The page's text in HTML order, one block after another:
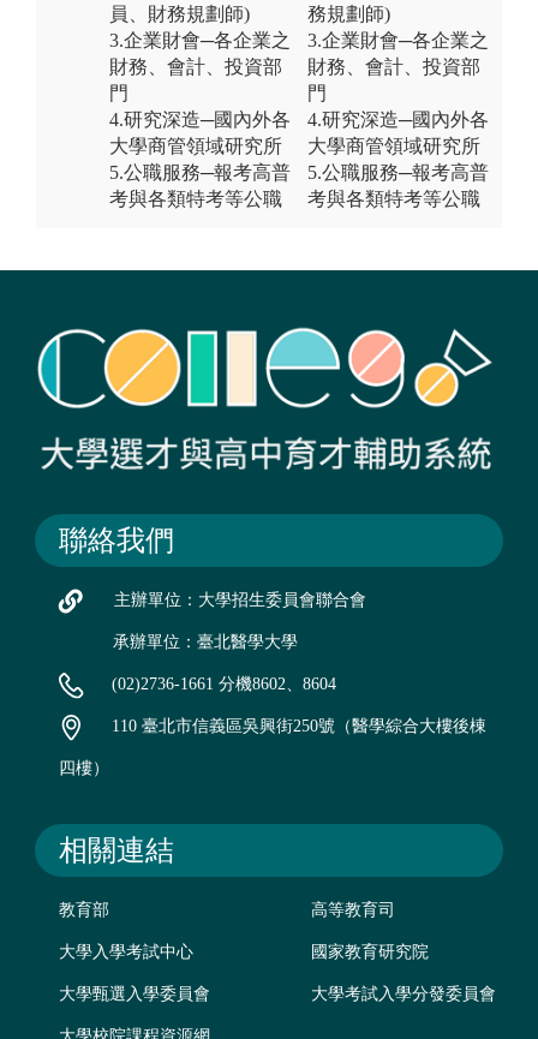
員、財務規劃師)
3.企業財會─各企業之
財務、會計、投資部
門
4.研究深造─國內外各
大學商管領域研究所
5.公職服務─報考高普
考與各類特考等公職
務規劃師)
3.企業財會─各企業之
財務、會計、投資部
門
4.研究深造─國內外各
大學商管領域研究所
5.公職服務─報考高普
考與各類特考等公職
聯絡我們
主辦單位：大學招生委員會聯合會
承辦單位：臺北醫學大學
(02)2736-1661 分機8602、8604
110 臺北市信義區吳興街250號（醫學綜合大樓後棟
四樓）
相關連結
教育部 高等教育司
大學入學考試中心 國家教育研究院
大學甄選入學委員會 大學考試入學分發委員會